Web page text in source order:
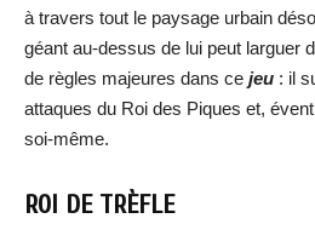
à travers tout le paysage urbain
géant au-dessus de lui peut larguer
de règles majeures dans ce jeu : il
attaques du Roi des Piques et,
soi-même.
ROI DE TRÈFLE